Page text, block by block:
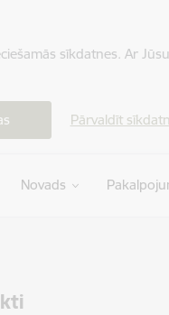
sīkdatnes. Ar
Pārvaldīt
Novads